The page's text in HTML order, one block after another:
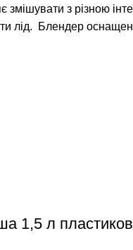
змішувати з різною
лід. Блендер
1,5 л